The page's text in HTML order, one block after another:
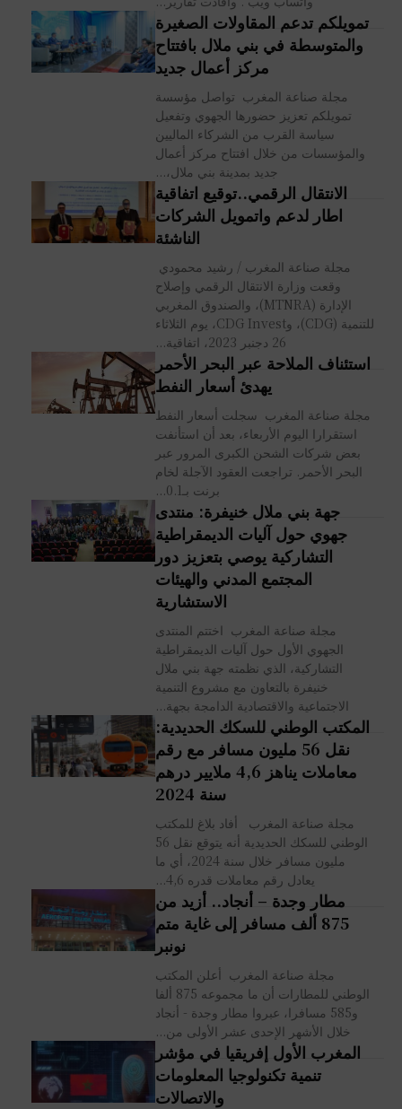
تمويلكم تدعم المقاولات الصغيرة
والمتوسطة في بني ملال بافتتاح
مركز أعمال جديد
مجلة صناعة المغرب تواصل مؤسسة
تمويلكم تعزيز حضورها الجهوي وتفعيل
سياسة القرب من الشركاء الماليين
والمؤسسات من خلال افتتاح مركز أعمال
جديد بمدينة بني ملال،...
الانتقال الرقمي..توقيع اتفاقية
اطار لدعم واتمويل الشركات
الناشئة
مجلة صناعة المغرب / رشيد محمودي
وقعت وزارة الانتقال الرقمي وإصلاح
الإدارة (MTNRA)، والصندوق المغربي
للتنمية (CDG)، وCDG Invest، يوم الثلاثاء
26 دجنبر 2023، اتفاقية...
استئناف الملاحة عبر البحر الأحمر
يهدئ أسعار النفط
مجلة صناعة المغرب سجلت أسعار النفط
استقرارا اليوم الأربعاء، بعد أن استأنفت
بعض شركات الشحن الكبرى المرور عبر
البحر الأحمر. تراجعت العقود الآجلة لخام
برنت بـ0.1...
جهة بني ملال خنيفرة: منتدى
جهوي حول آليات الديمقراطية
التشاركية يوصي بتعزيز دور
المجتمع المدني والهيئات
الاستشارية
مجلة صناعة المغرب اختتم المنتدى
الجهوي الأول حول آليات الديمقراطية
التشاركية، الذي نظمته جهة بني ملال
خنيفرة بالتعاون مع مشروع التنمية
الاجتماعية والاقتصادية الدامجة بجهة...
المكتب الوطني للسكك الحديدية:
نقل 56 مليون مسافر مع رقم
معاملات يناهز 4,6 ملايير درهم
سنة 2024
مجلة صناعة المغرب أفاد بلاغ للمكتب
الوطني للسكك الحديدية أنه يتوقع نقل 56
مليون مسافر خلال سنة 2024، أي ما
يعادل رقم معاملات قدره 4,6...
مطار وجدة – أنجاد.. أزيد من
875 ألف مسافر إلى غاية متم
نونبر
مجلة صناعة المغرب أعلن المكتب
الوطني للمطارات أن ما مجموعه 875 ألفا
و585 مسافرا، عبروا مطار وجدة - أنجاد
خلال الأشهر الإحدى عشر الأولى من...
المغرب الأول إفريقيا في مؤشر
تنمية تكنولوجيا المعلومات
والاتصالات